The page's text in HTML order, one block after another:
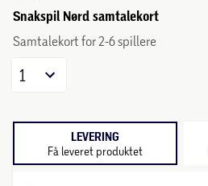
Snakspil Nørd samtalekort
Samtalekort for 2-6 spillere
1
LEVERING
Få leveret produktet